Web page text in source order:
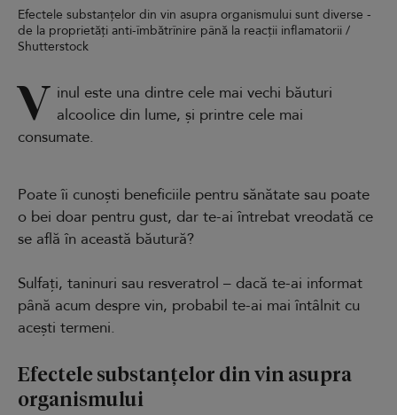
Efectele substanțelor din vin asupra organismului sunt diverse -
de la proprietăți anti-îmbătrînire până la reacții inflamatorii /
Shutterstock
V inul este una dintre cele mai vechi băuturi
alcoolice din lume, și printre cele mai
consumate.
Poate îi cunoști beneficiile pentru sănătate sau poate
o bei doar pentru gust, dar te-ai întrebat vreodată ce
se află în această băutură?
Sulfați, taninuri sau resveratrol – dacă te-ai informat
până acum despre vin, probabil te-ai mai întâlnit cu
acești termeni.
Efectele substanțelor din vin asupra
organismului